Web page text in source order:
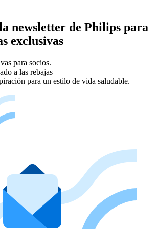
newsletter de Philips para
exclusivas
para socios.
a las rebajas
para un estilo de vida saludable.